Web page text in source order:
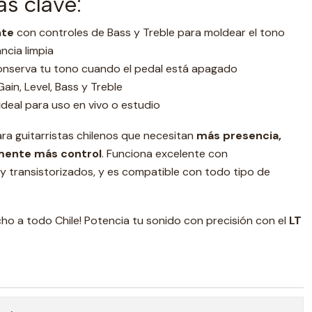
con controles de Bass y Treble para moldear el tono
limpia
tu tono cuando el pedal está apagado
Level, Bass y Treble
para uso en vivo o estudio
guitarristas chilenos que necesitan más presencia,
más control. Funciona excelente con
transistorizados, y es compatible con todo tipo de
a todo Chile! Potencia tu sonido con precisión con el LT